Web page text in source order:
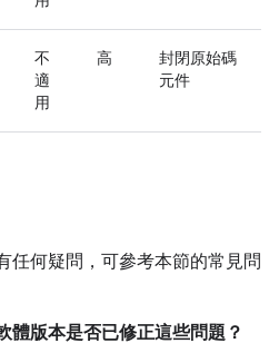
不
適
用
高
封閉原始碼
元件
任何疑問，可參考本節的常見問
體版本是否已修正這些問題？